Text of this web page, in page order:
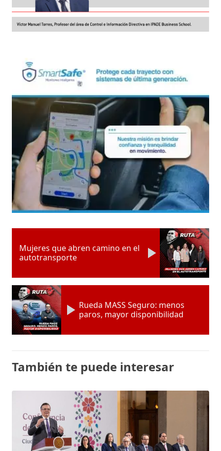
Mujeres que abren camino en el
autotransporte
Rueda MASS Seguro: menos
paros, mayor disponibilidad
También te puede interesar